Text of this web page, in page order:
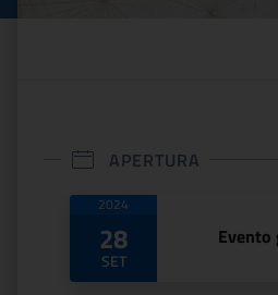
APERTURA
Date di apertura
2024
28
SET